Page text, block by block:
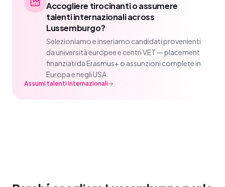
Accogliere tirocinanti o assumere
talenti internazionali across
Lussemburgo?
Selezioniamo e inseriamo candidati provenienti
da università europee e centri VET — placement
finanziati da Erasmus+ o assunzioni complete in
Europa e negli USA.
Assumi talenti internazionali